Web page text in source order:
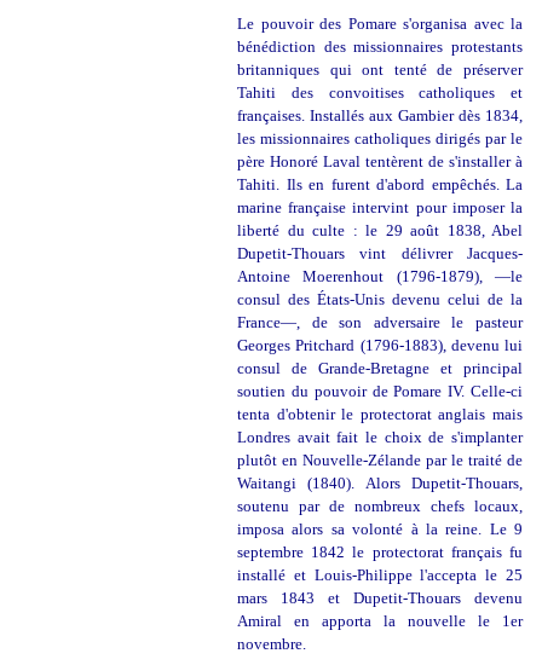
Le pouvoir des Pomare s'organisa avec la
bénédiction des missionnaires protestants
britanniques qui ont tenté de préserver
Tahiti des convoitises catholiques et
françaises. Installés aux Gambier dès 1834,
les missionnaires catholiques dirigés par le
père Honoré Laval tentèrent de s'installer à
Tahiti. Ils en furent d'abord empêchés. La
marine française intervint pour imposer la
liberté du culte : le 29 août 1838, Abel
Dupetit-Thouars vint délivrer Jacques-
Antoine Moerenhout (1796-1879), —le
consul des États-Unis devenu celui de la
France—, de son adversaire le pasteur
Georges Pritchard (1796-1883), devenu lui
consul de Grande-Bretagne et principal
soutien du pouvoir de Pomare IV. Celle-ci
tenta d'obtenir le protectorat anglais mais
Londres avait fait le choix de s'implanter
plutôt en Nouvelle-Zélande par le traité de
Waitangi (1840). Alors Dupetit-Thouars,
soutenu par de nombreux chefs locaux,
imposa alors sa volonté à la reine. Le 9
septembre 1842 le protectorat français fu
installé et Louis-Philippe l'accepta le 25
mars 1843 et Dupetit-Thouars devenu
Amiral en apporta la nouvelle le 1er
novembre.